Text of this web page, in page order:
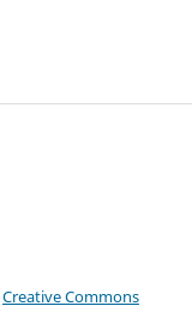
Creative Commons